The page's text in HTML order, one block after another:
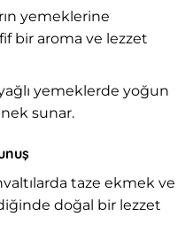
yemeklerine
bir aroma ve lezzet
yemeklerde yoğun
sunar.
taze ekmek ve
doğal bir lezzet